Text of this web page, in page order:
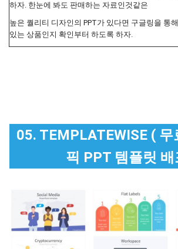
하자. 한눈에 봐도 판매하는 자료인것같은
높은 퀄리티 디자인의 PPT가 있다면 구글링을 통
있는 상품인지 확인부터 하도록 하자.
05. TEMPLATEWISE ( 무
픽 PPT 템플릿 배